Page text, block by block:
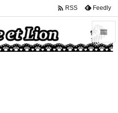


 RSS Feedly